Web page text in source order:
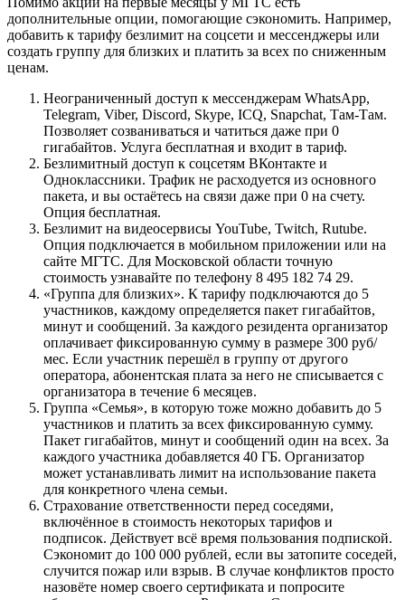
дополнительные опции, помогающие сэкономить. Например,
добавить к тарифу безлимит на соцсети и мессенджеры или
создать группу для близких и платить за всех по сниженным
ценам.
Неограниченный доступ к мессенджерам WhatsApp,
Telegram, Viber, Discord, Skype, ICQ, Snapchat, Там-Там.
Позволяет созваниваться и чатиться даже при 0
гигабайтов. Услуга бесплатная и входит в тариф.
Безлимитный доступ к соцсетям ВКонтакте и
Одноклассники. Трафик не расходуется из основного
пакета, и вы остаётесь на связи даже при 0 на счету.
Опция бесплатная.
Безлимит на видеосервисы YouTube, Twitch, Rutube.
Опция подключается в мобильном приложении или на
сайте МГТС. Для Московской области точную
стоимость узнавайте по телефону 8 495 182 74 29.
«Группа для близких». К тарифу подключаются до 5
участников, каждому определяется пакет гигабайтов,
минут и сообщений. За каждого резидента организатор
оплачивает фиксированную сумму в размере 300 руб/
мес. Если участник перешёл в группу от другого
оператора, абонентская плата за него не списывается с
организатора в течение 6 месяцев.
Группа «Семья», в которую тоже можно добавить до 5
участников и платить за всех фиксированную сумму.
Пакет гигабайтов, минут и сообщений один на всех. За
каждого участника добавляется 40 ГБ. Организатор
может устанавливать лимит на использование пакета
для конкретного члена семьи.
Страхование ответственности перед соседями,
включённое в стоимость некоторых тарифов и
подписок. Действует всё время пользования подпиской.
Сэкономит до 100 000 рублей, если вы затопите соседей,
случится пожар или взрыв. В случае конфликтов просто
назовёте номер своего сертификата и попросите